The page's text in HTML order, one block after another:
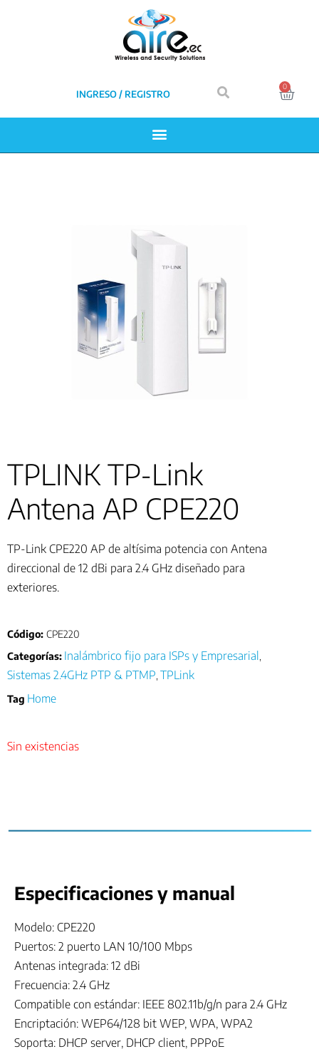
INGRESO / REGISTRO
0
TPLINK TP-Link
Antena AP CPE220
TP-Link CPE220 AP de altísima potencia con Antena
direccional de 12 dBi para 2.4 GHz diseñado para
exteriores.
Código: CPE220
Categorías: Inalámbrico fijo para ISPs y Empresarial
Sistemas 2.4GHz PTP & PTMP TPLink
Tag Home
Sin existencias
Especificaciones y manual
Modelo: CPE220
Puertos: 2 puerto LAN 10/100 Mbps
Antenas integrada: 12 dBi
Frecuencia: 2.4 GHz
Compatible con estándar: IEEE 802.11b/g/n para 2.4 GHz
Encriptación: WEP64/128 bit WEP, WPA, WPA2
Soporta: DHCP server, DHCP client, PPPoE